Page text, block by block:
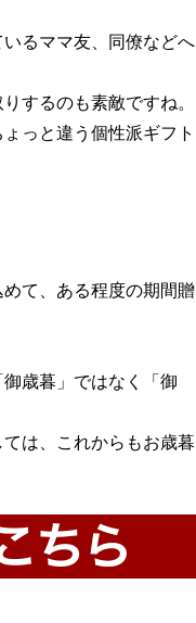
るママ友、同僚などへ
するのも素敵ですね。
っと違う個性派ギフト
て、ある程度の期間贈
歳暮」ではなく「御
は、これからもお歳暮